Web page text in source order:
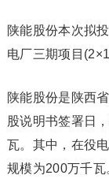
陕能股份本次拟
电厂三期项目
陕能股份是陕西
股说明书签署日
瓦。其中，在役
规模为200万千